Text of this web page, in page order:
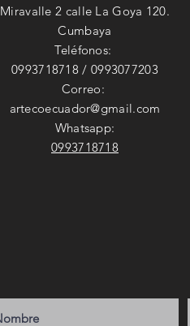
Miravalle 2 calle La Goya 120.
Cumbaya
Teléfonos:
0993718718 / 0993077203
Correo:
artecoecuador@gmail.com
Whatsapp:
0993718718